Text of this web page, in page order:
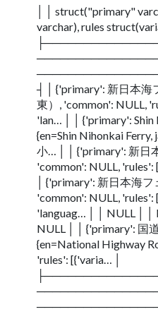
│ │ struct("primary"
varchar), rules
┤ │ {'primary': 新日本
東）, 'common': NULL,
'lan… │ │ {'primary': Shin
{en=Shin Nihonkai
小… │ │ {'primary': 新日
'common': NULL, 'rules':
│ {'primary': 新日本海
'common': NULL,
'languag… │ │ NULL │ │
NULL │ │ {'primary': 国
{en=National Highway
'rules': [{'varia… │